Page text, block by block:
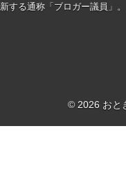
新する通称「ブロガー議員」
© 2026 おと